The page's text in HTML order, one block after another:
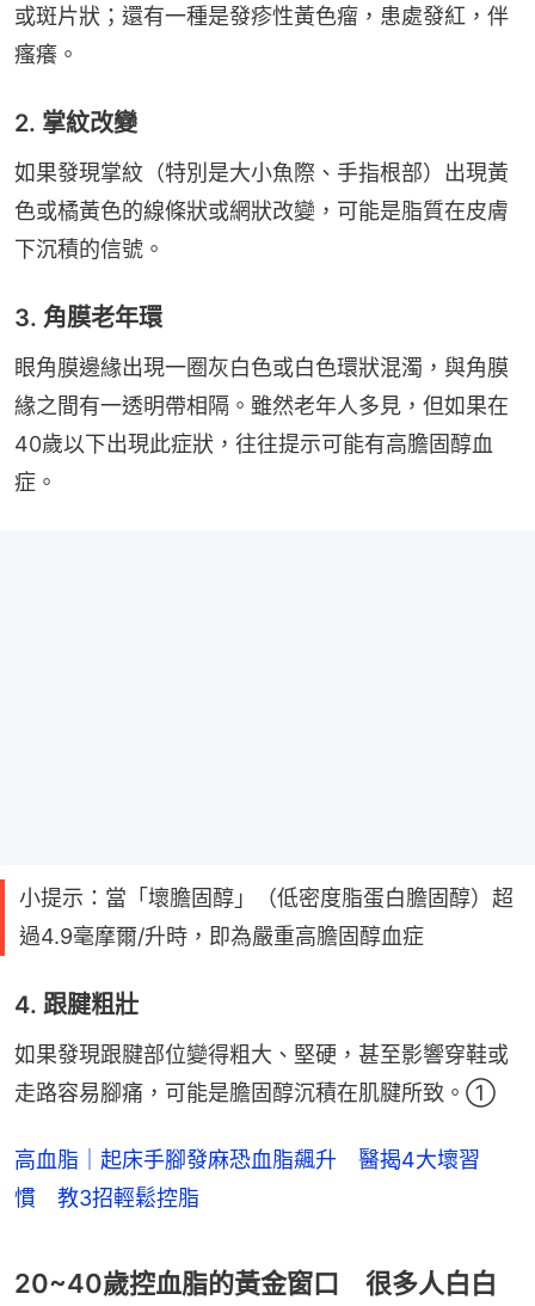
或斑片狀；還有一種是發疹性黃色瘤，患處發紅，伴
瘙癢。
2. 掌紋改變
如果發現掌紋（特別是大小魚際、手指根部）出現黃
色或橘黃色的線條狀或網狀改變，可能是脂質在皮膚
下沉積的信號。
3. 角膜老年環
眼角膜邊緣出現一圈灰白色或白色環狀混濁，與角膜
緣之間有一透明帶相隔。雖然老年人多見，但如果在
40歲以下出現此症狀，往往提示可能有高膽固醇血
症。
小提示：當「壞膽固醇」（低密度脂蛋白膽固醇）超
過4.9毫摩爾/升時，即為嚴重高膽固醇血症
4. 跟腱粗壯
如果發現跟腱部位變得粗大、堅硬，甚至影響穿鞋或
走路容易腳痛，可能是膽固醇沉積在肌腱所致。①
高血脂｜起床手腳發麻恐血脂飆升 醫揭4大壞習
慣 教3招輕鬆控脂
20~40歲控血脂的黃金窗口 很多人白白